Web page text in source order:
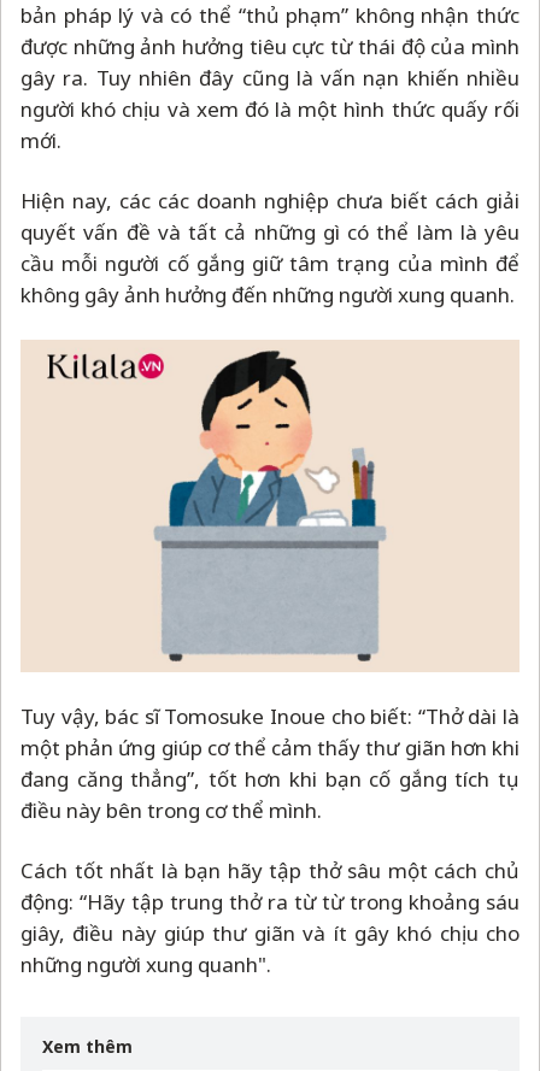
bản pháp lý và có thể “thủ phạm” không nhận thức
được những ảnh hưởng tiêu cực từ thái độ của mình
gây ra. Tuy nhiên đây cũng là vấn nạn khiến nhiều
người khó chịu và xem đó là một hình thức quấy rối
mới.
Hiện nay, các các doanh nghiệp chưa biết cách giải
quyết vấn đề và tất cả những gì có thể làm là yêu
cầu mỗi người cố gắng giữ tâm trạng của mình để
không gây ảnh hưởng đến những người xung quanh.
Tuy vậy, bác sĩ Tomosuke Inoue cho biết: “Thở dài là
một phản ứng giúp cơ thể cảm thấy thư giãn hơn khi
đang căng thẳng”, tốt hơn khi bạn cố gắng tích tụ
điều này bên trong cơ thể mình.
Cách tốt nhất là bạn hãy tập thở sâu một cách chủ
động: “Hãy tập trung thở ra từ từ trong khoảng sáu
giây, điều này giúp thư giãn và ít gây khó chịu cho
những người xung quanh".
Xem thêm